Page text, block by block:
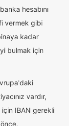
hesabını
vermek gibi
kadar
bulmak için
vardır,
IBAN gerekli